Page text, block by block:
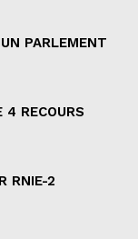
PARLEMENT
4 RECOURS
RNIE-2